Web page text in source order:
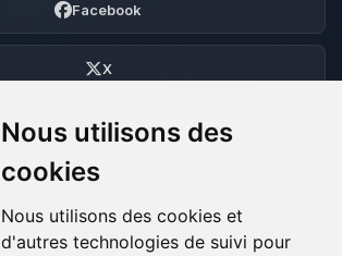
Nous utilisons des
cookies
Nous utilisons des cookies et
d'autres technologies de suivi pour
Facebook
X
Discord
Forum